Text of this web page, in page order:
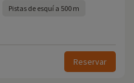
Pistas de esquí a 500 m
Reservar